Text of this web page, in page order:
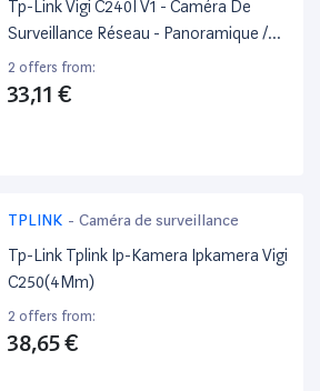
Tp-Link Vigi C240I V1 - Caméra De
Surveillance Réseau - Panoramique /
Inclinaison - Dôme - À L'Épreuve Du
Vandalisme/Imperméable - Couleur
2 offers from:
33,11 €
TPLINK - Caméra de surveillance
Tp-Link Tplink Ip-Kamera Ipkamera Vigi
C250(4Mm)
2 offers from:
38,65 €